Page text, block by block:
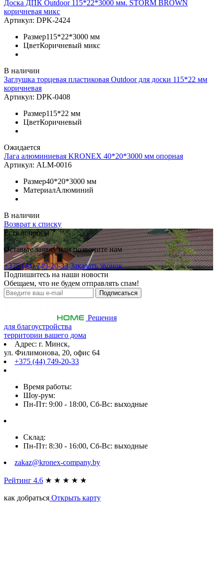
Доска ДПК Outdoor 115*22*3000 мм. STORM BROWN
коричневая микс
Артикул: DPK-2424
Размер115*22*3000 мм
ЦветКоричневый микс
В наличии
Заглушка торцевая пластиковая Outdoor для доски 115*22 мм
коричневая
Артикул: DPK-0408
Размер115*22 мм
ЦветКоричневый
Ожидается
Лага алюминиевая KRONEX 40*20*3000 мм опорная
Артикул: ALM-0016
Размер40*20*3000 мм
МатериалАлюминий
В наличии
Возврат к списку
Есть вопросы ?
Оставьте заявку или позвоните нам
+375 (44) 749-20-33 Заказать звонок
Подпишитесь на наши новости
Обещаем, что не будем отправлять спам!
Решения
для благоустройства
территории вашего дома
Адрес: г. Минск,
ул. Филимонова, 20, офис 64
+375 (44) 749-20-33
Время работы:
Шоу-рум:
Пн-Пт: 9:00 - 18:00, Сб-Вс: выходные
Склад:
Пн-Пт: 8:30 - 16:00, Сб-Вс: выходные
zakaz@kronex-company.by
Рейтинг 4.6 ★ ★ ★ ★ ★
как добраться Открыть карту